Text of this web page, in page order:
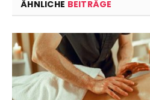
ÄHNLICHE BEITRÄGE